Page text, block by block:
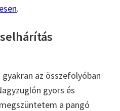
.
gyakran az összefolyóban
gyors és
a pangó